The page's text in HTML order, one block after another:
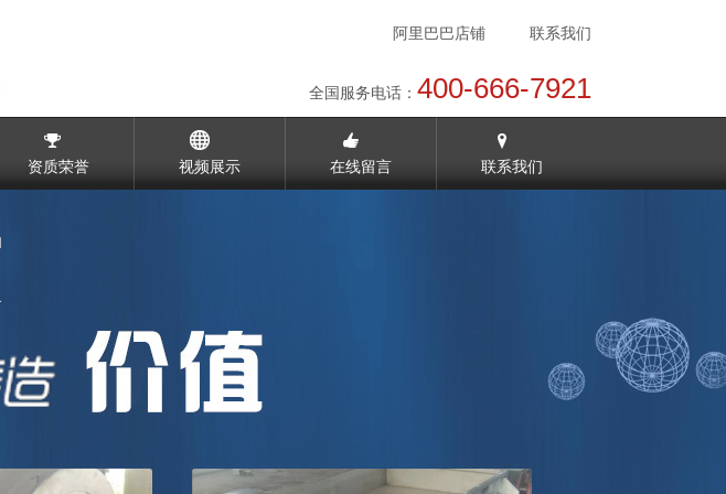
全国服务电话： 400-666-7921
阿里巴巴店铺 联系我们
资质荣誉 视频展示 在线留言 联系我们